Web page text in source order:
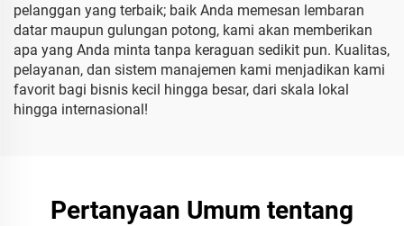
pelanggan yang terbaik; baik Anda memesan lembaran
datar maupun gulungan potong, kami akan memberikan
apa yang Anda minta tanpa keraguan sedikit pun. Kualitas,
pelayanan, dan sistem manajemen kami menjadikan kami
favorit bagi bisnis kecil hingga besar, dari skala lokal
hingga internasional!
Pertanyaan Umum tentang